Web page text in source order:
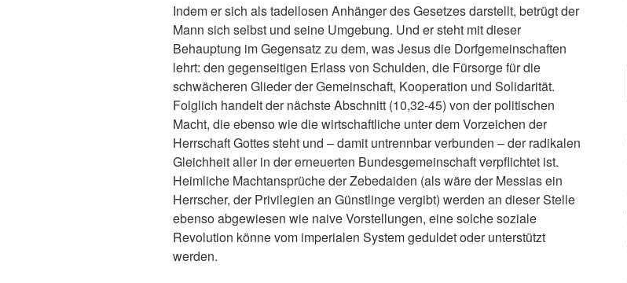
Indem er sich als tadellosen Anhänger des Gesetzes darstellt, betrügt der
Mann sich selbst und seine Umgebung. Und er steht mit dieser
Behauptung im Gegensatz zu dem, was Jesus die Dorfgemeinschaften
lehrt: den gegenseitigen Erlass von Schulden, die Fürsorge für die
schwächeren Glieder der Gemeinschaft, Kooperation und Solidarität.
Folglich handelt der nächste Abschnitt (10,32-45) von der politischen
Macht, die ebenso wie die wirtschaftliche unter dem Vorzeichen der
Herrschaft Gottes steht und – damit untrennbar verbunden – der radikalen
Gleichheit aller in der erneuerten Bundesgemeinschaft verpflichtet ist.
Heimliche Machtansprüche der Zebedaiden (als wäre der Messias ein
Herrscher, der Privilegien an Günstlinge vergibt) werden an dieser Stelle
ebenso abgewiesen wie naive Vorstellungen, eine solche soziale
Revolution könne vom imperialen System geduldet oder unterstützt
werden.